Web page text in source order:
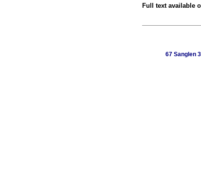
Full text available
67 Sanglen